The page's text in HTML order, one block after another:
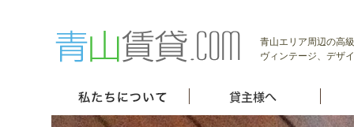
青山エリア周辺の高
ヴィンテージ、デザ